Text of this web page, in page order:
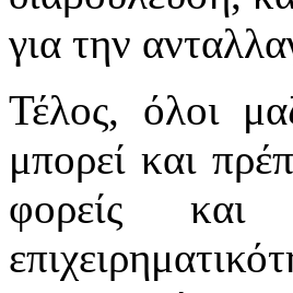
για την
Τέλος, όλοι
μπορεί και
φορείς και